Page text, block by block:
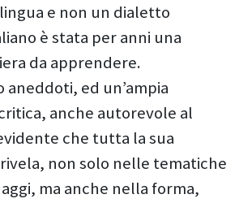
e non un dialetto
è stata per anni una
da apprendere.
aneddoti, ed un’ampia
anche autorevole al
che tutta la sua
non solo nelle tematiche
ma anche nella forma,